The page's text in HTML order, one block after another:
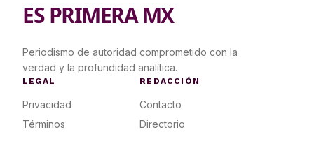
ES PRIMERA MX
Periodismo de autoridad comprometido con la
verdad y la profundidad analítica.
LEGAL
Privacidad
Términos
REDACCIÓN
Contacto
Directorio